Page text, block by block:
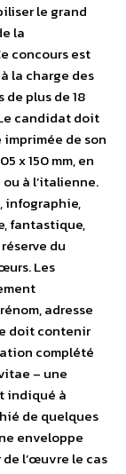
le grand
la
concours est
la charge des
plus de 18
candidat doit
de son
x 150 mm, en
à l’italienne.
infographie,
fantastique,
du
Les
adresse
doit contenir
complété
– une
indiqué à
de quelques
enveloppe
l’œuvre le cas